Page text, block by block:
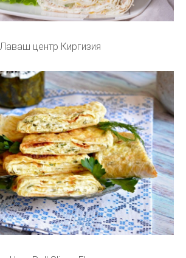
Лаваш центр Киргизия